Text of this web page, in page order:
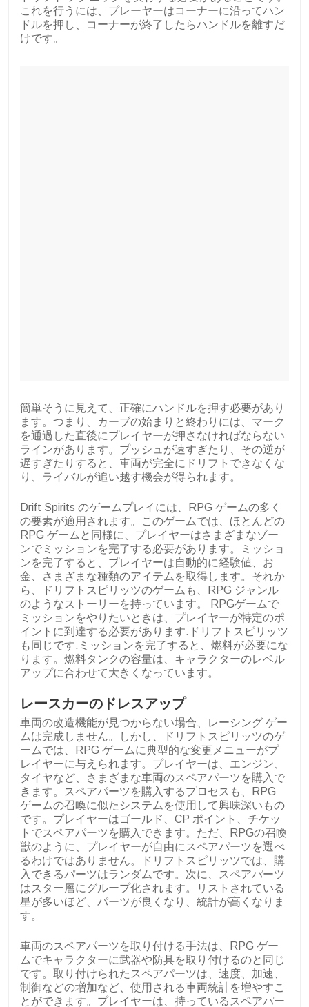
これを行うには、プレーヤーはコーナーに沿ってハン
ドルを押し、コーナーが終了したらハンドルを離すだ
けです。
簡単そうに見えて、正確にハンドルを押す必要があり
ます。つまり、カーブの始まりと終わりには、マーク
を通過した直後にプレイヤーが押さなければならない
ラインがあります。プッシュが速すぎたり、その逆が
遅すぎたりすると、車両が完全にドリフトできなくな
り、ライバルが追い越す機会が得られます。
Drift Spirits のゲームプレイには、RPG ゲームの多く
の要素が適用されます。このゲームでは、ほとんどの
RPG ゲームと同様に、プレイヤーはさまざまなゾー
ンでミッションを完了する必要があります。ミッショ
ンを完了すると、プレイヤーは自動的に経験値、お
金、さまざまな種類のアイテムを取得します。それか
ら、ドリフトスピリッツのゲームも、RPG ジャンル
のようなストーリーを持っています。 RPGゲームで
ミッションをやりたいときは、プレイヤーが特定のポ
イントに到達する必要があります.ドリフトスピリッツ
も同じです.ミッションを完了すると、燃料が必要にな
ります。燃料タンクの容量は、キャラクターのレベル
アップに合わせて大きくなっています。
レースカーのドレスアップ
車両の改造機能が見つからない場合、レーシング ゲー
ムは完成しません。しかし、ドリフトスピリッツのゲ
ームでは、RPG ゲームに典型的な変更メニューがプ
レイヤーに与えられます。プレイヤーは、エンジン、
タイヤなど、さまざまな車両のスペアパーツを購入で
きます。スペアパーツを購入するプロセスも、RPG
ゲームの召喚に似たシステムを使用して興味深いもの
です。プレイヤーはゴールド、CP ポイント、チケッ
トでスペアパーツを購入できます。ただ、RPGの召喚
獣のように、プレイヤーが自由にスペアパーツを選べ
るわけではありません。ドリフトスピリッツでは、購
入できるパーツはランダムです。次に、スペアパーツ
はスター層にグループ化されます。リストされている
星が多いほど、パーツが良くなり、統計が高くなりま
す。
車両のスペアパーツを取り付ける手法は、RPG ゲー
ムでキャラクターに武器や防具を取り付けるのと同じ
です。取り付けられたスペアパーツは、速度、加速、
制御などの増加など、使用される車両統計を増やすこ
とができます。プレイヤーは、持っているスペアパー